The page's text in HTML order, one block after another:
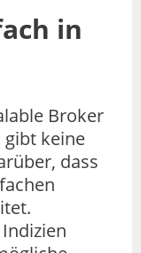
in
Broker
gibt keine
dass